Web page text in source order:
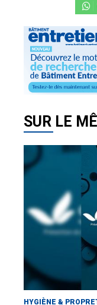
SUR LE
HYGIÈNE &